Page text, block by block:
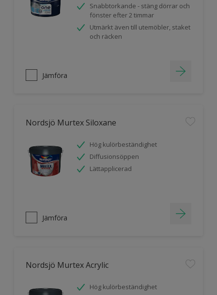
Snabbtorkande - stäng dörrar och
fönster efter 2 timmar
Utmärkt även till utemöbler, staket
och räcken
Jämföra
Nordsjö Murtex Siloxane
Hög kulörbeständighet
Diffusionsöppen
Lättapplicerad
Jämföra
Nordsjö Murtex Acrylic
Hög kulörbeständighet